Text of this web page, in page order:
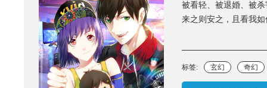
被看轻、被退婚、被
来之则安之，且看我
标签: 玄幻 奇幻